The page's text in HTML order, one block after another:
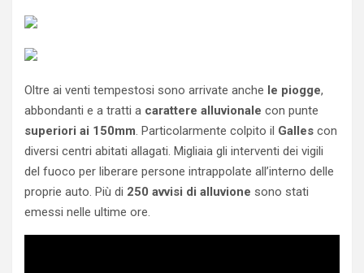
Oltre ai venti tempestosi sono arrivate anche le piogge,
abbondanti e a tratti a carattere alluvionale con punte
superiori ai 150mm. Particolarmente colpito il Galles con
diversi centri abitati allagati. Migliaia gli interventi dei vigili
del fuoco per liberare persone intrappolate all’interno delle
proprie auto. Più di 250 avvisi di alluvione sono stati
emessi nelle ultime ore.